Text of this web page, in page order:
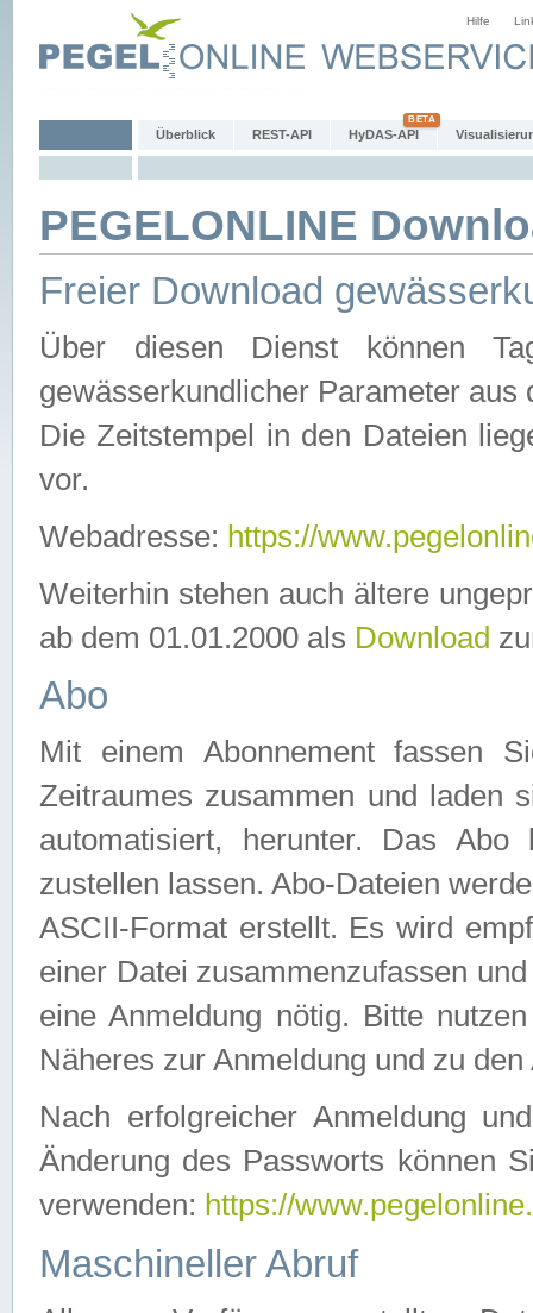
Hilfe
Überblick REST-API HyDAS-API
PEGELONLINE
Freier Download
Über diesen Dienst können
gewässerkundlicher Parameter aus
Die Zeitstempel in den Dateien
vor.
Webadresse: https://
Weiterhin stehen auch ältere
ab dem 01.01.2000 als Download
Abo
Mit einem Abonnement fassen
Zeitraumes zusammen und laden
automatisiert, herunter. Das
zustellen lassen. Abo-Dateien
ASCII-Format erstellt. Es wird
einer Datei zusammenzufassen
eine Anmeldung nötig. Bitte
Näheres zur Anmeldung und zu
Nach erfolgreicher Anmeldung
Änderung des Passworts können
verwenden: https://
Maschineller Abruf